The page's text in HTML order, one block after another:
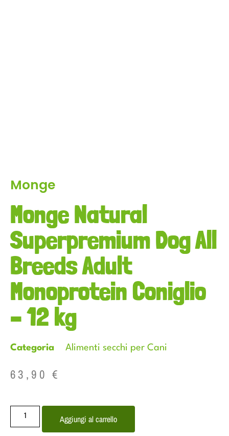
Monge
Monge Natural
Superpremium Dog All
Breeds Adult
Monoprotein Coniglio
– 12 kg
Categoria Alimenti secchi per Cani
63,90€
Aggiungi al carrello